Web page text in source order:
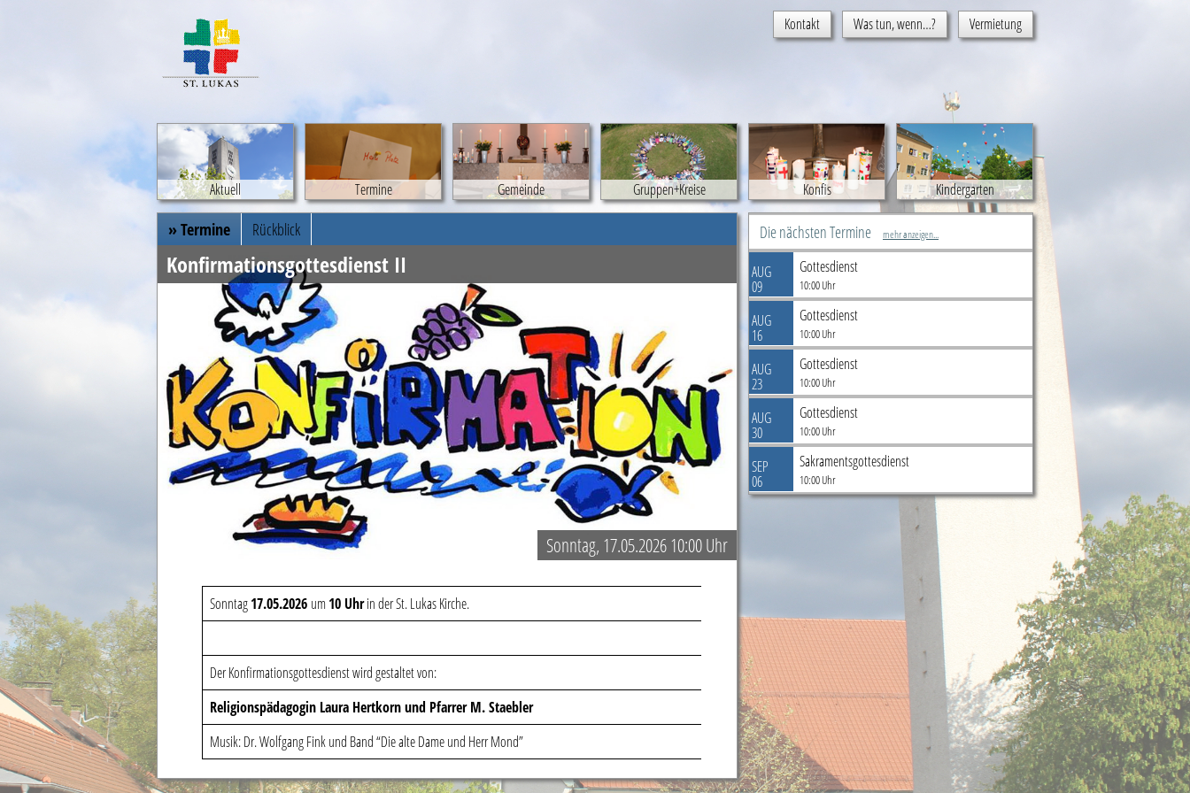
Kontakt Was tun, wenn…? Vermietung
Aktuell Termine Gemeinde Gruppen+Kreise Konfis Kindergarten
» Termine Rückblick
Konfirmationsgottesdienst II
Sonntag, 17.05.2026 10:00 Uhr
Sonntag17.05.2026 um 10 Uhrin der St. Lukas Kirche.
Der Konfirmationsgottesdienst wird gestaltet von:
Religionspädagogin Laura Hertkorn und Pfarrer M. Staebler
Musik: Dr. Wolfgang Fink und Band “Die alte Dame und Herr Mond”
Die nächsten Termine mehr anzeigen...
AUG
09
Gottesdienst
10:00 Uhr
AUG
16
Gottesdienst
10:00 Uhr
AUG
23
Gottesdienst
10:00 Uhr
AUG
30
Gottesdienst
10:00 Uhr
SEP
06
Sakramentsgottesdienst
10:00 Uhr